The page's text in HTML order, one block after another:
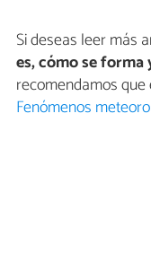
Si deseas leer más
es, cómo se
recomendamos
Fenómenos